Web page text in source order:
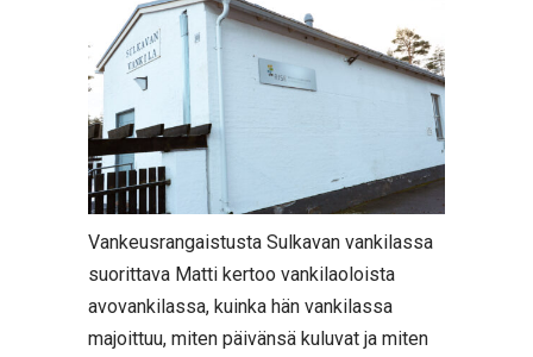
Vankeusrangaistusta Sulkavan vankilassa
suorittava Matti kertoo vankilaoloista
avovankilassa, kuinka hän vankilassa
majoittuu, miten päivänsä kuluvat ja miten